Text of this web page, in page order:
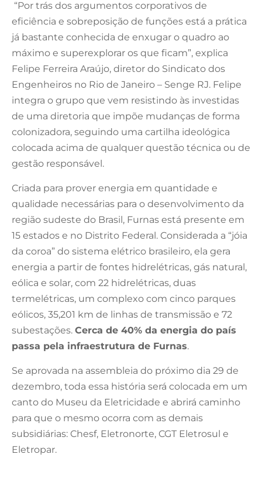
“Por trás dos argumentos corporativos de
eficiência e sobreposição de funções está a prática
já bastante conhecida de enxugar o quadro ao
máximo e superexplorar os que ficam”, explica
Felipe Ferreira Araújo, diretor do Sindicato dos
Engenheiros no Rio de Janeiro – Senge RJ. Felipe
integra o grupo que vem resistindo às investidas
de uma diretoria que impõe mudanças de forma
colonizadora, seguindo uma cartilha ideológica
colocada acima de qualquer questão técnica ou de
gestão responsável.
Criada para prover energia em quantidade e
qualidade necessárias para o desenvolvimento da
região sudeste do Brasil, Furnas está presente em
15 estados e no Distrito Federal. Considerada a “jóia
da coroa” do sistema elétrico brasileiro, ela gera
energia a partir de fontes hidrelétricas, gás natural,
eólica e solar, com 22 hidrelétricas, duas
termelétricas, um complexo com cinco parques
eólicos, 35,201 km de linhas de transmissão e 72
subestações. Cerca de 40% da energia do país
passa pela infraestrutura de Furnas.
Se aprovada na assembleia do próximo dia 29 de
dezembro, toda essa história será colocada em um
canto do Museu da Eletricidade e abrirá caminho
para que o mesmo ocorra com as demais
subsidiárias: Chesf, Eletronorte, CGT Eletrosul e
Eletropar.